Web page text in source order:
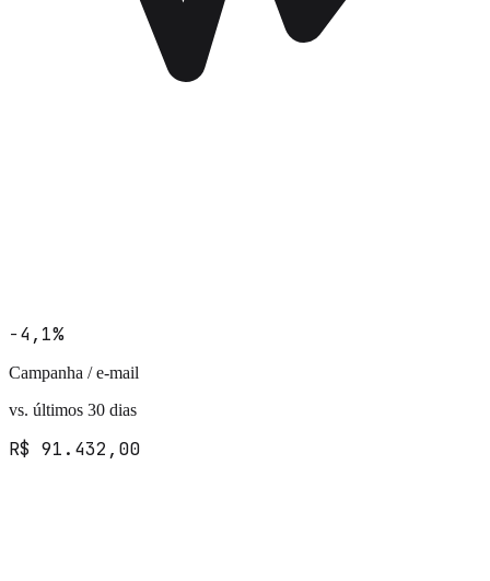
−4,1%
Campanha / e-mail
vs. últimos 30 dias
R$ 91.432,00